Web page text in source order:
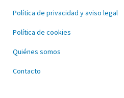
Política de privacidad y aviso legal
Política de cookies
Quiénes somos
Contacto